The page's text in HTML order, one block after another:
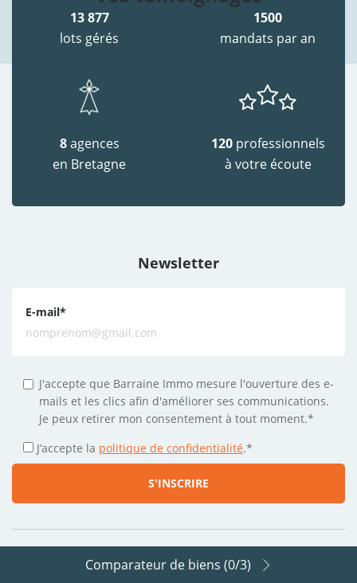
13 877
lots gérés
1500
mandats par an
8agences
en Bretagne
120 professionnels
à votre écoute
Newsletter
E-mail*
J'accepte que Barraine Immo mesure l'ouverture des e-
mails et les clics afin d'améliorer ses communications.
Je peux retirer mon consentement à tout moment.*
J’accepte la politique de confidentialité.*
Suivez-nous sur les réseaux
Comparateur de biens (0/3)